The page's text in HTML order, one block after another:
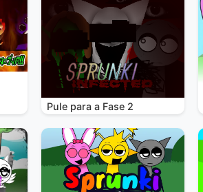
Pule para a Fase 2